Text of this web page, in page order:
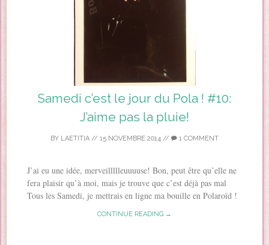
Samedi c’est le jour du Pola ! #10:
J’aime pas la pluie!
BY LAETITIA // 15 NOVEMBRE 2014 // 1 COMMENT
J’ai eu une idée, merveillllleuuuuse! Bon, peut être qu’elle ne
fera plaisir qu’à moi, mais je trouve que c’est déjà pas mal
Tous les Samedi, je mettrais en ligne ma bouille en Polaroïd !
CONTINUE READING →